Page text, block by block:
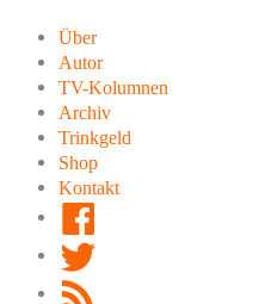
Inhalt
springen
Über
Autor
TV-Kolumnen
Archiv
Trinkgeld
Shop
Kontakt